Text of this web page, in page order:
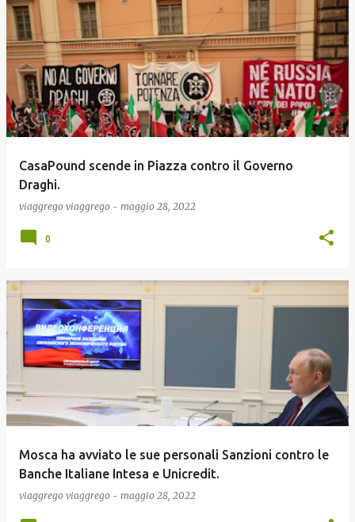
CasaPound scende in Piazza contro il Governo
Draghi.
viaggrego viaggrego - maggio 28, 2022
0
Mosca ha avviato le sue personali Sanzioni contro le
Banche Italiane Intesa e Unicredit.
viaggrego viaggrego - maggio 28, 2022